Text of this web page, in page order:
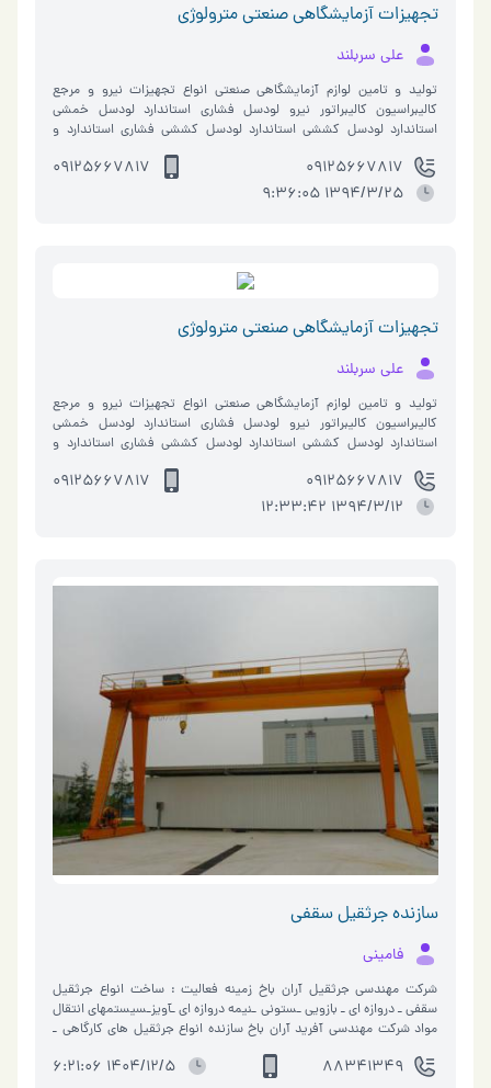
تجهیزات آزمایشگاهی صنعتی مترولوژی
علی سربلند
تولید و تامین لوازم آزمایشگاهی صنعتی انواع تجهیزات نیرو و مرجع
کالیبراسیون کالیبراتور نیرو لودسل فشاری استاندارد لودسل خمشی
استاندارد لودسل کششی استاندارد لودسل کششی فشاری استاندارد و
09125667817
09125667817
1394/3/25 9:36:05
تجهیزات آزمایشگاهی صنعتی مترولوژی
علی سربلند
تولید و تامین لوازم آزمایشگاهی صنعتی انواع تجهیزات نیرو و مرجع
کالیبراسیون کالیبراتور نیرو لودسل فشاری استاندارد لودسل خمشی
استاندارد لودسل کششی استاندارد لودسل کششی فشاری استاندارد و
09125667817
09125667817
1394/3/12 12:33:42
سازنده جرثقیل سقفی
فامینی
شرکت مهندسی جرثقیل آران باخ زمینه فعالیت : ساخت انواع جرثقیل
سقفی ـ دروازه ای ـ بازویی ـستونی ـنیمه دروازه ای ـآویزـسیستمهای انتقال
مواد شرکت مهندسی آفرید آران باخ سازنده انواع جرثقیل های کارگاهی ـ
88341349
1404/12/5 6:21:06